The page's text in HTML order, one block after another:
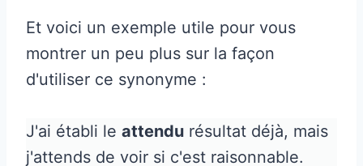
Et voici un exemple utile pour vous
montrer un peu plus sur la façon
d'utiliser ce synonyme :
J'ai établi le attendu résultat déjà, mais
j'attends de voir si c'est raisonnable.